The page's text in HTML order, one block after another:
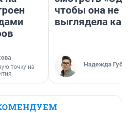
точку на
чтобы она не
выглядела как
Надежда